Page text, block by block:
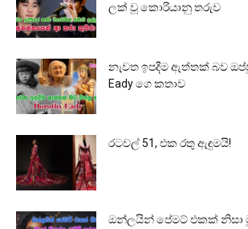
ලක් වූ කොරියානු තරුව
නැවත ඉපදීම ඇත්තක් බව
Eady ගෙ කතාව
රටවල් 51, එක රතු ඇඳුමයි!
ඔන්ලයින් පේමට් එකක් නිසා